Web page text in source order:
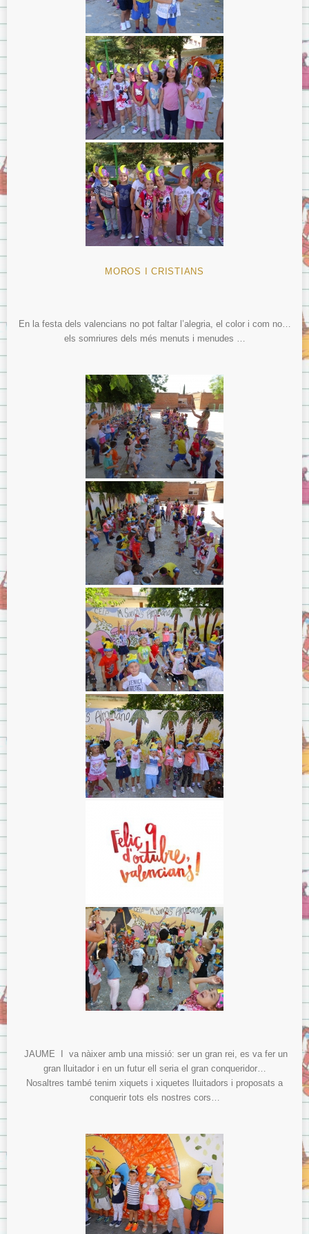
MOROS I CRISTIANS
En la festa dels valencians no pot faltar l’alegria, el color i com no…
els somriures dels més menuts i menudes …
JAUME I va nàixer amb una missió: ser un gran rei, es va fer un
gran lluitador i en un futur ell seria el gran conqueridor…
Nosaltres també tenim xiquets i xiquetes lluitadors i proposats a
conquerir tots els nostres cors…